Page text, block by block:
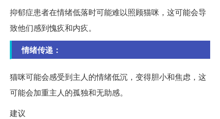
抑郁症患者在情绪低落时可能难以照顾猫咪，这可能会导
致他们感到愧疚和内疚。
情绪传递：
猫咪可能会感受到主人的情绪低沉，变得胆小和焦虑，这
可能会加重主人的孤独和无助感。
建议